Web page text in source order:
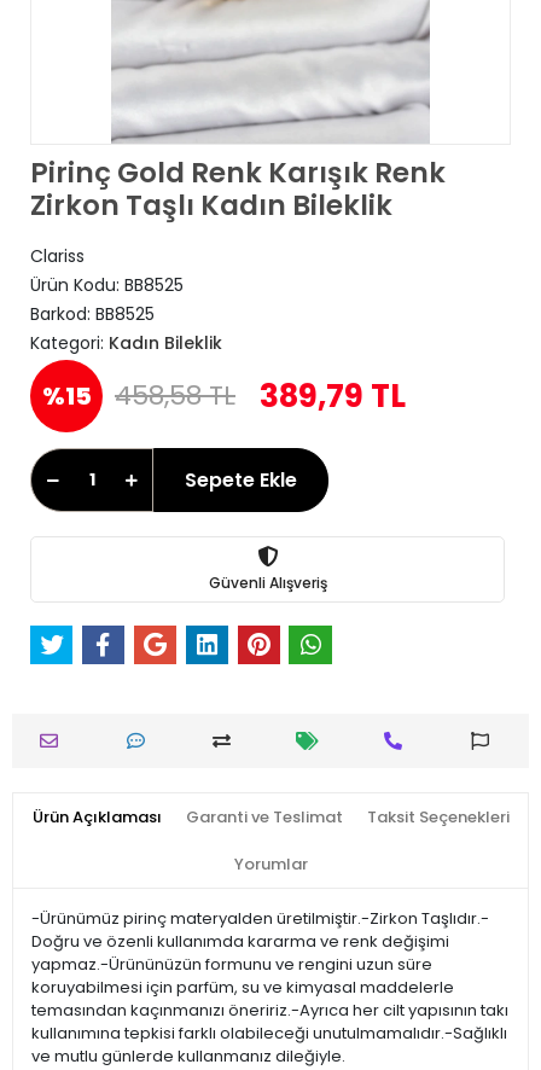
Pirinç Gold Renk Karışık Renk
Zirkon Taşlı Kadın Bileklik
Clariss
Ürün Kodu: BB8525
Barkod: BB8525
Kategori: Kadın Bileklik
%15 458,58 TL 389,79 TL
Sepete Ekle
Güvenli Alışveriş
Ürün Açıklaması Garanti ve Teslimat Taksit Seçenekleri
Yorumlar
-Ürünümüz pirinç materyalden üretilmiştir.-Zirkon Taşlıdır.-
Doğru ve özenli kullanımda kararma ve renk değişimi
yapmaz.-Ürününüzün formunu ve rengini uzun süre
koruyabilmesi için parfüm, su ve kimyasal maddelerle
temasından kaçınmanızı öneririz.-Ayrıca her cilt yapısının takı
kullanımına tepkisi farklı olabileceği unutulmamalıdır.-Sağlıklı
ve mutlu günlerde kullanmanız dileğiyle.